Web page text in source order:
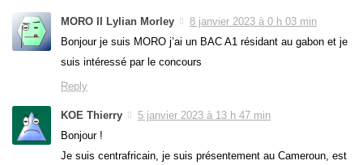
MORO II Lylian Morley
8 janvier 2023 à 0 h 03 min
Bonjour je suis MORO j’ai un BAC A1 résidant au gabon et je
suis intéressé par le concours
Reply
KOE Thierry
5 janvier 2023 à 13 h 47 min
Bonjour !
Je suis centrafricain, je suis présentement au Cameroun, est